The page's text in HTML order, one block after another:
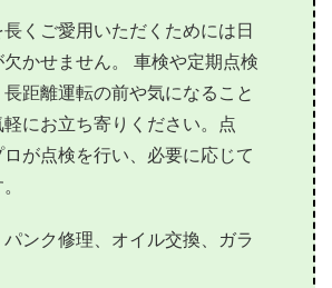
くご愛用いただくためには日
かせません。 車検や定期点検
距離運転の前や気になること
にお立ち寄りください。点
が点検を行い、必要に応じて
ンク修理、オイル交換、ガラ